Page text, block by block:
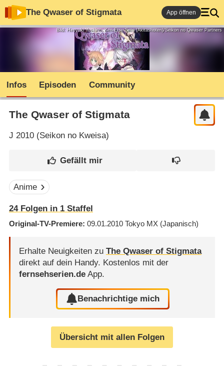
The Qwaser of Stigmata App öffnen
Bild: Hiroyuki Yoshino, Ken-Etsu Sato (Akitashoten)/Seikon no Qwaser Partners
Infos Episoden Community
The Qwaser of Stigmata
J 2010 (Seikon no Kweisa)
Anime
24Folgen in 1Staffel
Original-TV-Premiere 09.01.2010 Tokyo MX (Japanisch)
Erhalte Neuigkeiten zu The Qwaser of Stigmata
direkt auf dein Handy. Kostenlos mit der
fernsehserien.deApp.
Benachrichtige mich
Übersicht mit allen Folgen